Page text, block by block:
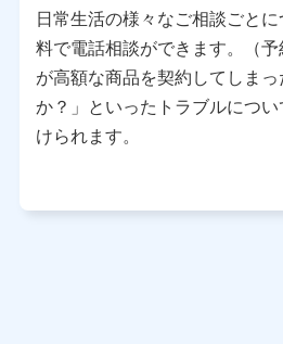
所、dポイント残高、dポイント利
利用情報
当社又は株式会社NTTドコモが提供
ご契約・ご利用などに関する情報。
会社NTTドコモが提供する各種サー
用履歴インターネット利用時の行動
ーション利用時の行動に関する情報
当社又は株式会社NTTドコモが提
日常生活の様々なご相談ごと
料で電話相談ができます。（
が高額な商品を契約してしま
か？」といったトラブルにつ
けられます。